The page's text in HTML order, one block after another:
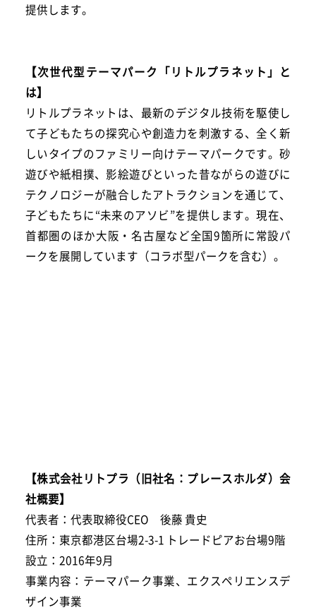
提供します。
【次世代型テーマパーク「リトルプラネット」と
は】
リトルプラネットは、最新のデジタル技術を駆使し
て子どもたちの探究心や創造力を刺激する、全く新
しいタイプのファミリー向けテーマパークです。砂
遊びや紙相撲、影絵遊びといった昔ながらの遊びに
テクノロジーが融合したアトラクションを通じて、
子どもたちに“未来のアソビ”を提供します。現在、
首都圏のほか大阪・名古屋など全国9箇所に常設パ
ークを展開しています（コラボ型パークを含む）。
【株式会社リトプラ（旧社名：プレースホルダ）会
社概要】
代表者：代表取締役CEO 後藤 貴史
住所：東京都港区台場2-3-1 トレードピアお台場9階
設立：2016年9月
事業内容：テーマパーク事業、エクスペリエンスデ
ザイン事業